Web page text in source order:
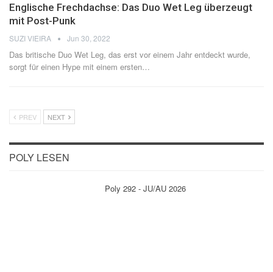
Englische Frechdachse: Das Duo Wet Leg überzeugt
mit Post-Punk
SUZI VIEIRA Jun 30, 2022
Das britische Duo Wet Leg, das erst vor einem Jahr entdeckt wurde,
sorgt für einen Hype mit einem ersten…
PREV NEXT
POLY LESEN
Poly 292 - JU/AU 2026